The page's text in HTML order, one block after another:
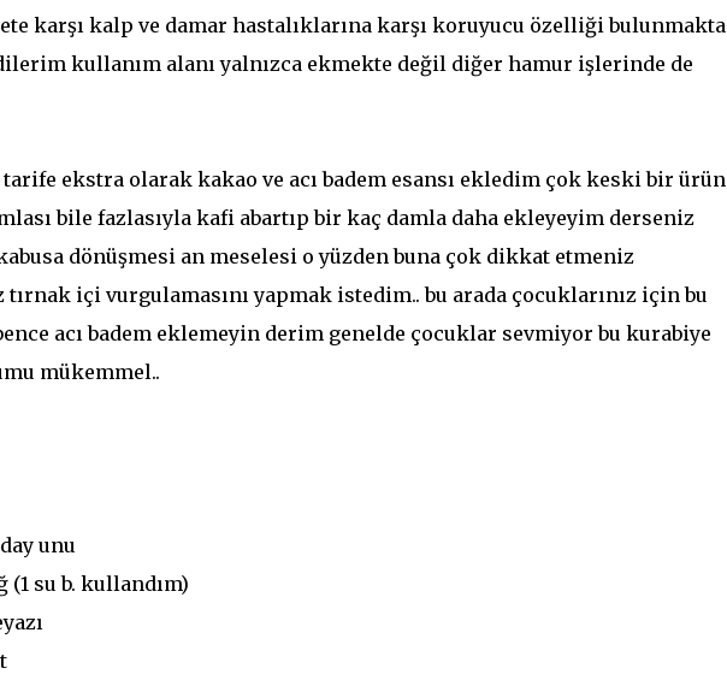
karşı kalp ve damar hastalıklarına karşı koruyucu özelliği bulunmakta
kullanım alanı yalnızca ekmekte değil diğer hamur işlerinde de
ekstra olarak kakao ve acı badem esansı ekledim çok keski bir ürün
bile fazlasıyla kafi abartıp bir kaç damla daha ekleyeyim derseniz
dönüşmesi an meselesi o yüzden buna çok dikkat etmeniz
içi vurgulamasını yapmak istedim.. bu arada çocuklarınız için bu
acı badem eklemeyin derim genelde çocuklar sevmiyor bu kurabiye
mükemmel..
unu
(1 su b. kullandım)